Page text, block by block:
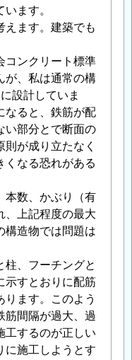
ます。
えます。建築でも
コンクリート標準
が、私は通常の構
設計していま
なると、鉄筋が配
い部分とで断面の
が成り立たなく
くなる恐れがある
本数、かぶり（有
、上記程度の最大
構造物では問題は
柱、フーチングと
示すとおりに配筋
ます。このよう
筋間隔が過大、過
工するのが正しい
に施工しようとす